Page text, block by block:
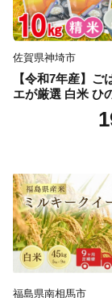
佐賀県神埼市
【令和7年産】ご
エが厳選 白米 ひ
米 10kg 5kg×2
福島県南相馬市